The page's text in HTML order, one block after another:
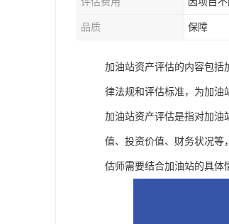
品质 保障
加油站资产评估的内容包括
律法规和评估标准，为加油
加油站资产评估是指对加油
值、投资价值、财务状况等
估师需要结合加油站的具体